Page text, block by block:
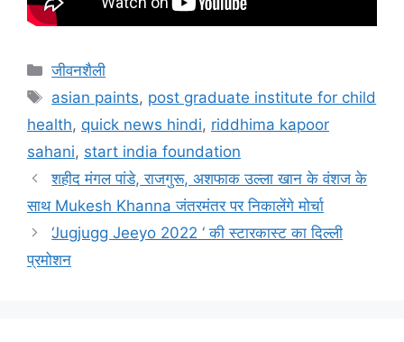
जीवनशैली
asian paints, post graduate institute for child
health, quick news hindi, riddhima kapoor
sahani, start india foundation
शहीद मंगल पांडे, राजगुरू, अशफाक उल्ला खान के वंशज के
साथ Mukesh Khanna जंतरमंतर पर निकालेंगे मोर्चा
‘Jugjugg Jeeyo 2022 ‘ की स्टारकास्ट का दिल्ली
प्रमोशन